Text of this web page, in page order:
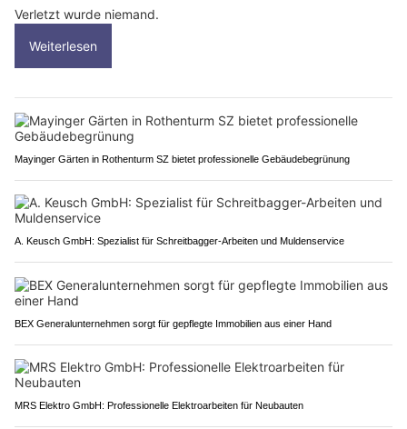
Verletzt wurde niemand.
Weiterlesen
Mayinger Gärten in Rothenturm SZ bietet professionelle Gebäudebegrünung
A. Keusch GmbH: Spezialist für Schreitbagger-Arbeiten und Muldenservice
BEX Generalunternehmen sorgt für gepflegte Immobilien aus einer Hand
MRS Elektro GmbH: Professionelle Elektroarbeiten für Neubauten